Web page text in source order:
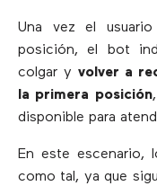
Una vez el
posición, el bot
colgar y volver a
la primera posición
disponible para
En este escenario,
como tal, ya que